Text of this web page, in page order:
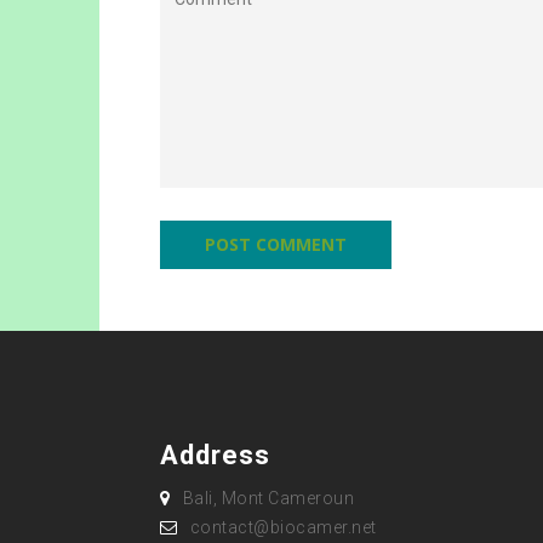
Address
Bali, Mont Cameroun
contact@biocamer.net